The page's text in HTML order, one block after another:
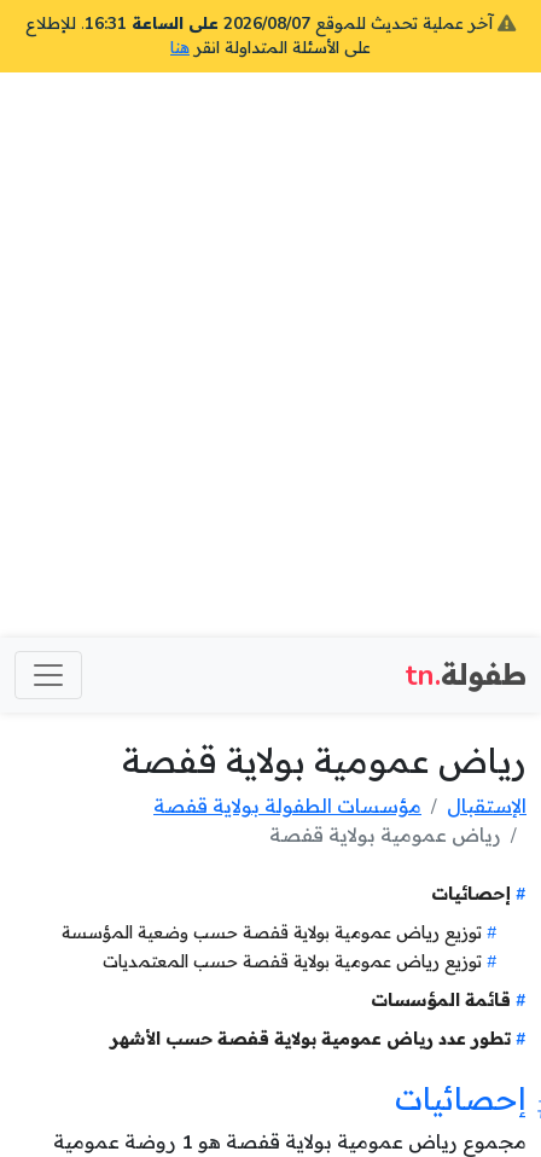
آخر عملية تحديث للموقع 2026/08/07 على الساعة 16:31
. للإطلاع
على الأسئلة المتداولة انقر هنا
طفولة.tn
رياض عمومية بولاية قفصة
الإستقبال
مؤسسات الطفولة بولاية قفصة
رياض عمومية بولاية قفصة
إحصائيات
توزيع رياض عمومية بولاية قفصة حسب وضعية المؤسسة
توزيع رياض عمومية بولاية قفصة حسب المعتمديات
قائمة المؤسسات
تطور عدد رياض عمومية بولاية قفصة حسب الأشهر
إحصائيات
مجموع رياض عمومية بولاية قفصة هو 1 روضة عمومية